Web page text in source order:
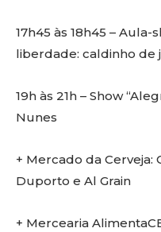
17h45 às 18h45 –
liberdade: caldinho de
19h às 21h – Show
Nunes
+ Mercado da Cerveja:
Duporto e Al Grain
+ Mercearia